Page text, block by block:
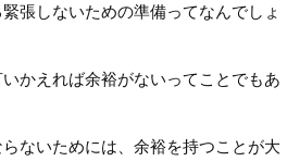
張しないための準備ってなんでしょ
かえれば余裕がないってことでもあ
ないためには、余裕を持つことが大